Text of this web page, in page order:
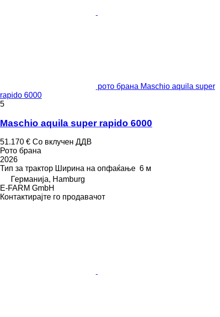
рото брана Maschio aquila super
rapido 6000
5
Maschio aquila super rapido 6000
51.170 € Со вклучен ДДВ
Рото брана
2026
Тип за трактор Ширина на опфаќање 6 м
Германија, Hamburg
E-FARM GmbH
Контактирајте го продавачот